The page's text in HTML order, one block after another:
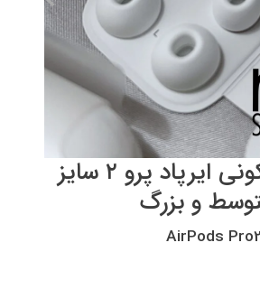
سری سیلیکونی ایرپاد پرو ۲ سایز
و بزرگ
AirPods